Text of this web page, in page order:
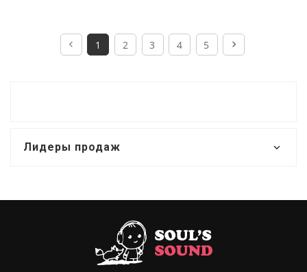
1 2 3 4 5
Лидеры продаж